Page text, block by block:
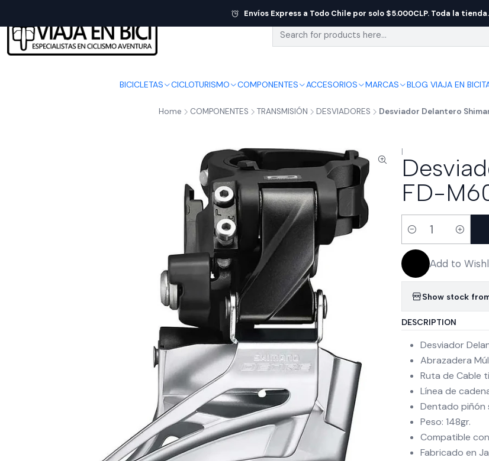
BICICLETAS CICLOTURISMO COMPONENTES ACCESORIOS MARCAS BLOG VIAJA EN BICI
Envíos Express a Todo Chile por solo $5.000CLP. Toda la
Home COMPONENTES TRANSMISIÓN DESVIADORES Desviador Delantero
|
FD-
Quantity
Add to
Show stock
DESCRIPTION
Desviador
Abrazadera
Ruta de Cable
Línea de
Dentado piñón
Peso: 148gr.
Compatible
Fabricado en